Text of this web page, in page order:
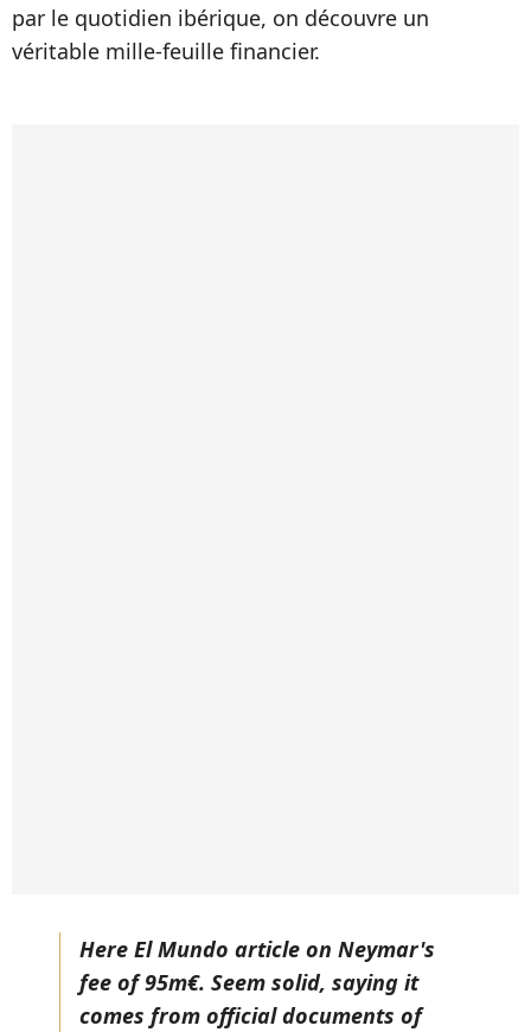
par le quotidien ibérique, on découvre un
véritable mille-feuille financier.
Here El Mundo article on Neymar's
fee of 95m€. Seem solid, saying it
comes from official documents of